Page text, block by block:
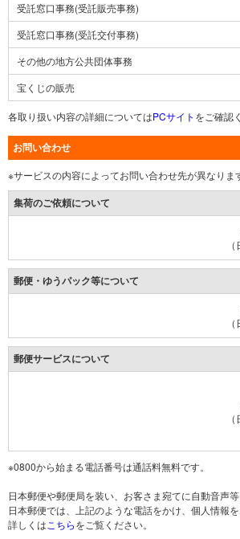
受託窓口事務(受託販売事務)
受託窓口事務(受託交付事務)
その他の地方公共団体事務
宝くじの販売
各取り扱い内容の詳細についてはPCサイト をご確認
お問い合わせ
※サービスの内容によってお問い合わせ先が異なりま
集荷のご依頼について
郵便・ゆうパック等について
郵便サービスについて
※0800から始まる電話番号は通話料無料です。
日本郵便や郵便局を装い、お客さま宛てに自動音声
日本郵便では、上記のような電話をかけ、個人情報
詳しくは こちらをご覧ください。